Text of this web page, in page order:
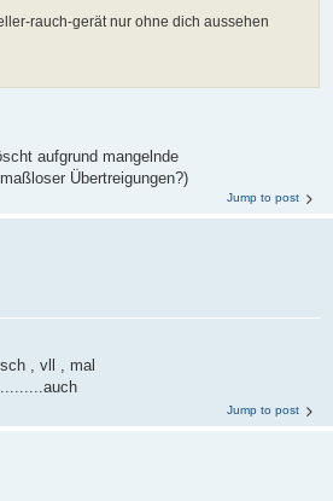
rauch-gerät nur ohne dich aussehen
aufgrund mangelnde
Übertreigungen?)
Jump to post
, vll , mal
Jump to post